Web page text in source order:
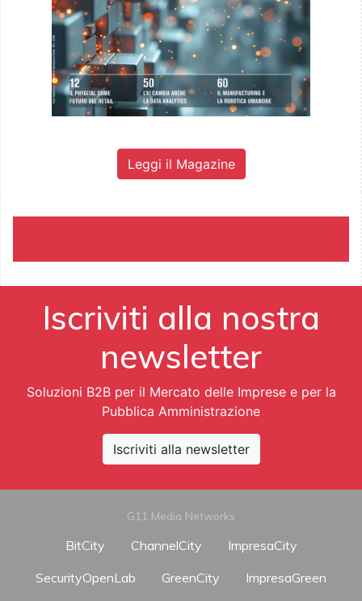
Leggi il Magazine
Iscriviti alla nostra
newsletter
Soluzioni B2B per il Mercato delle Imprese e per la
Pubblica Amministrazione
Iscriviti alla newsletter
G11 Media Networks
BitCity ChannelCity
ImpresaCity
SecurityOpenLab
GreenCity
ImpresaGreen